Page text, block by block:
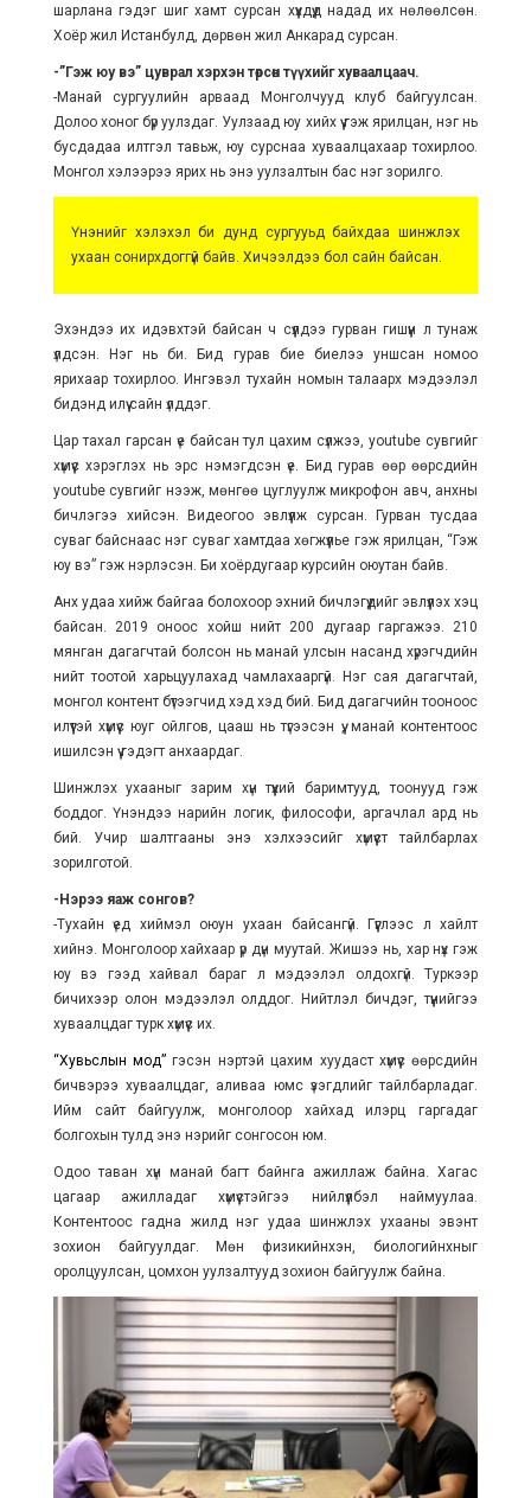
шарлана гэдэг шиг хамт сурсан хүүхдүүд надад их нөлөөлсөн.
Хоёр жил Истанбулд, дөрвөн жил Анкарад сурсан.
-”Гэж юу вэ” цуврал хэрхэн төрсөн түүхийг хуваалцаач.
-Манай сургуулийн арваад Монголчууд клуб байгуулсан.
Долоо хоног бүр уулздаг. Уулзаад юу хийх үү гэж ярилцан, нэг нь
бусдадаа илтгэл тавьж, юу сурснаа хуваалцахаар тохирлоо.
Монгол хэлээрээ ярих нь энэ уулзалтын бас нэг зорилго.
Үнэнийг хэлэхэл би дунд сургууьд байхдаа шинжлэх
ухаан сонирхдоггүй байв. Хичээлдээ бол сайн байсан.
Эхэндээ их идэвхтэй байсан ч сүүлдээ гурван гишүүн л тунаж
үлдсэн. Нэг нь би. Бид гурав бие биелээ уншсан номоо
ярихаар тохирлоо. Ингэвэл тухайн номын талаарх мэдээлэл
бидэнд илүү сайн үлддэг.
Цар тахал гарсан үе байсан тул цахим сүлжээ, youtube сувгийг
хүмүүс хэрэглэх нь эрс нэмэгдсэн үе. Бид гурав өөр өөрсдийн
youtube сувгийг нээж, мөнгөө цуглуулж микрофон авч, анхны
бичлэгээ хийсэн. Видеогоо эвлүүлж сурсан. Гурван тусдаа
суваг байснаас нэг суваг хамтдаа хөгжүүлье гэж ярилцан, “Гэж
юу вэ” гэж нэрлэсэн. Би хоёрдугаар курсийн оюутан байв.
Анх удаа хийж байгаа болохоор эхний бичлэгүүдийг эвлүүлэх хэцүү
байсан. 2019 оноос хойш нийт 200 дугаар гаргажээ. 210
мянган дагагчтай болсон нь манай улсын насанд хүрэгчдийн
нийт тоотой харьцуулахад чамлахааргүй. Нэг сая дагагчтай,
монгол контент бүтээгчид хэд хэд бий. Бид дагагчийн тооноос
илүүтэй хүмүүс юуг ойлгов, цааш нь түгээсэн үү, манай контентоос
ишилсэн үү гэдэгт анхаардаг.
Шинжлэх ухааныг зарим хүн түүхий баримтууд, тоонууд гэж
боддог. Үнэндээ нарийн логик, философи, аргачлал ард нь
бий. Учир шалтгааны энэ хэлхээсийг хүмүүст тайлбарлах
зорилготой.
-Нэрээ яаж сонгов?
-Тухайн үед хиймэл оюун ухаан байсангүй. Гүүглээс л хайлт
хийнэ. Монголоор хайхаар үр дүн муутай. Жишээ нь, хар нүх гэж
юу вэ гээд хайвал бараг л мэдээлэл олдохгүй. Туркээр
бичихээр олон мэдээлэл олддог. Нийтлэл бичдэг, түүнийгээ
хуваалцдаг турк хүмүүс их.
“Хувьслын мод” гэсэн нэртэй цахим хуудаст хүмүүс өөрсдийн
бичвэрээ хуваалцдаг, аливаа юмс үзэгдлийг тайлбарладаг.
Ийм сайт байгуулж, монголоор хайхад илэрц гаргадаг
болгохын тулд энэ нэрийг сонгосон юм.
Одоо таван хүн манай багт байнга ажиллаж байна. Хагас
цагаар ажилладаг хүмүүстэйгээ нийлүүлбэл наймуулаа.
Контентоос гадна жилд нэг удаа шинжлэх ухааны эвэнт
зохион байгуулдаг. Мөн физикийнхэн, биологийнхныг
оролцуулсан, цомхон уулзалтууд зохион байгуулж байна.